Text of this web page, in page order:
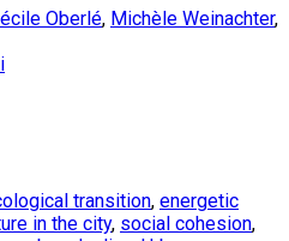
Oberlé, Michèle Weinachter,
transition, energetic
in the city, social cohesion,